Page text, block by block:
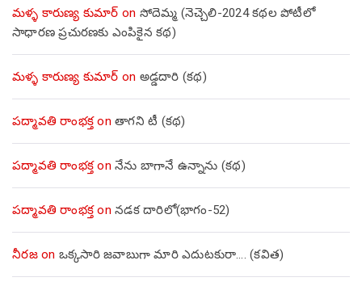
మళ్ళ కారుణ్య కుమార్ on సోదెమ్మ (నెచ్చెలి-2024 కథల పోటీలో
సాధారణ ప్రచురణకు ఎంపికైన కథ)
మళ్ళ కారుణ్య కుమార్ on అడ్డదారి (కథ)
పద్మావతి రాంభక్తon తాగని టీ (కథ)
పద్మావతి రాంభక్తon నేను బాగానే ఉన్నాను (క‌థ‌)
పద్మావతి రాంభక్తon నడక దారిలో(భాగం-52)
నీరజon ఒక్కసారి జవాబుగా మారి ఎదుటకురా…. (కవిత)